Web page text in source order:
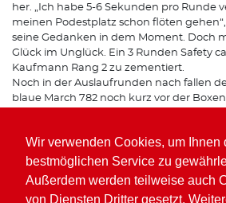
Wir verwenden Cookies, um Ihnen
bestmöglichen Service zu
Außerdem werden teilweise auch
von Diensten Dritter gesetzt.
her. „Ich habe 5-6 Sekunden pro Runde
meinen Podestplatz schon flöten
seine Gedanken in dem Moment. Doch
Glück im Unglück. Ein 3 Runden Safety
Kaufmann Rang 2 zu zementiert.
Noch in der Auslaufrunden nach fallen
blaue March 782 noch kurz vor der
„Ein super Abschluss für ein zunächst
Wochenende“, so das Fazit des Formel 2
auch im Regen richtig Spaß gemacht
Griffweite. Ich freue mich jetzt schon auf